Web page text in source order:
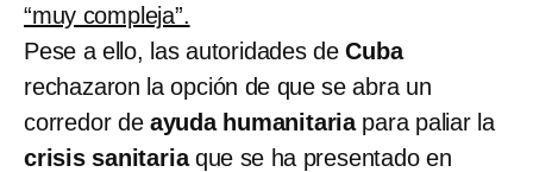
“muy compleja”.
Pese a ello, las autoridades deCuba
rechazaron la opción de que se abra un
corredor de ayuda humanitariapara paliar la
crisis sanitariaque se ha presentado en